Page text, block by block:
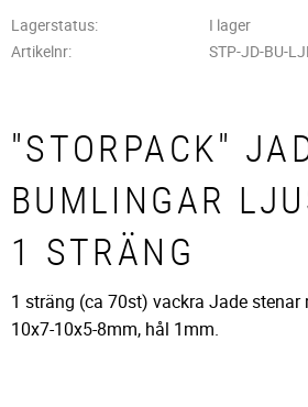
Lagerstatus
I lager
Artikelnr
STP-JD-BU-
"STORPACK"
BUMLINGAR
1 STRÄNG
1 sträng (ca 70st) vackra Jade stenar
10x7-10x5-8mm, hål 1mm.